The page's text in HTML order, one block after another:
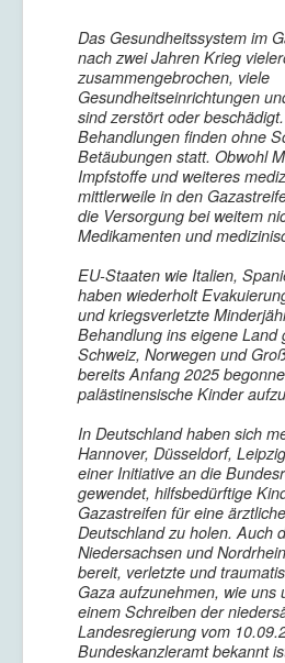
Das Gesundheitssystem im
nach zwei Jahren Krieg
zusammengebrochen, viele
Gesundheitseinrichtungen
sind zerstört oder
Behandlungen finden ohne
Betäubungen statt. Obwohl
Impfstoffe und weiteres
mittlerweile in den
die Versorgung bei weitem
Medikamenten und
EU-Staaten wie Italien,
haben wiederholt
und kriegsverletzte
Behandlung ins eigene Land
Schweiz, Norwegen und
bereits Anfang 2025
palästinensische Kinder
In Deutschland haben sich
Hannover, Düsseldorf,
einer Initiative an die
gewendet, hilfsbedürftige
Gazastreifen für eine
Deutschland zu holen. Auch
Niedersachsen und
bereit, verletzte und
Gaza aufzunehmen, wie uns
einem Schreiben der
Landesregierung vom
Bundeskanzleramt bekannt